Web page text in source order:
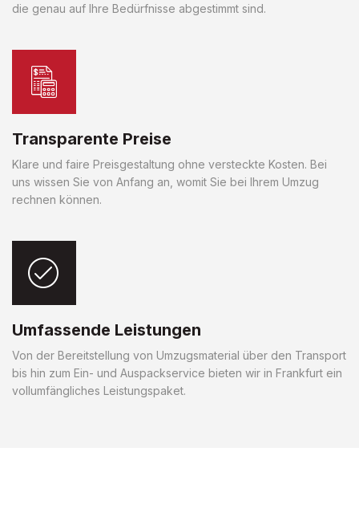
die genau auf Ihre Bedürfnisse abgestimmt sind.
Transparente Preise
Klare und faire Preisgestaltung ohne versteckte Kosten. Bei
uns wissen Sie von Anfang an, womit Sie bei Ihrem Umzug
rechnen können.
Umfassende Leistungen
Von der Bereitstellung von Umzugsmaterial über den Transport
bis hin zum Ein- und Auspackservice bieten wir in Frankfurt ein
vollumfängliches Leistungspaket.